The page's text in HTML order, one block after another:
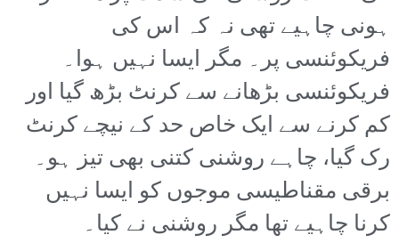
ہونی چاہیے تھی نہ کہ اس کی
فریکوئنسی پر۔ مگر ایسا نہیں ہوا۔
فریکوئنسی بڑھانے سے کرنٹ بڑھ گیا اور
کم کرنے سے ایک خاص حد کے نیچے کرنٹ
رک گیا، چاہے روشنی کتنی بھی تیز ہو۔
برقی مقناطیسی موجوں کو ایسا نہیں
کرنا چاہیے تھا مگر روشنی نے کیا۔